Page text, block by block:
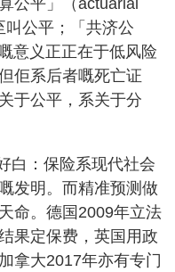
公平；「共济公
意义正正在于低风险
佢系后者嘅死亡证
于公平，系关于分
白：保险系现代社会
发明。而精准预测做
命。德国2009年立法
果定保费，英国用政
拿大2017年亦有专门